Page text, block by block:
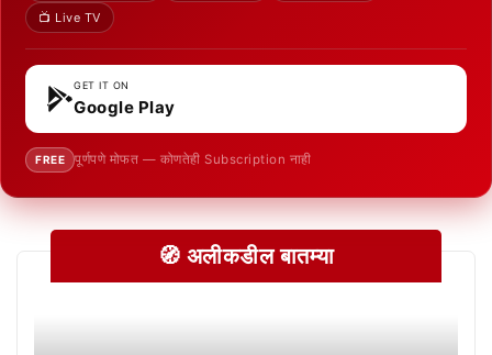
📺 Live TV
GET IT ON
Google Play
FREE पूर्णपणे मोफत — कोणतेही Subscription नाही
🧭 अलीकडील बातम्या